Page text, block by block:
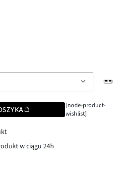
[node-product-
wishlist]
w ciągu 24h